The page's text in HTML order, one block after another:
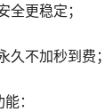
更稳定；
不加秒到费；
：